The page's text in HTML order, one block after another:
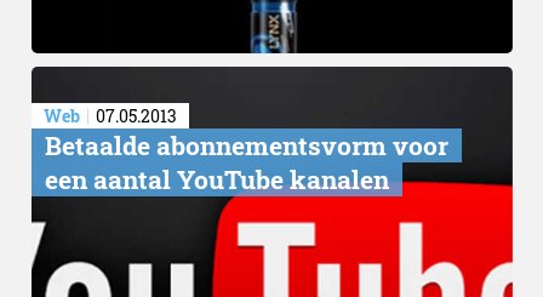
Web 07.05.2013
Betaalde abonnementsvorm voor
een aantal YouTube kanalen